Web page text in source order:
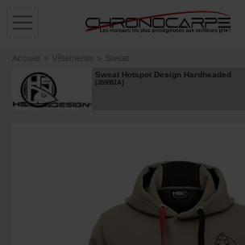
Accueil » Vêtements » Sweat
Sweat Hotspot Design Hardheaded
[269051A]